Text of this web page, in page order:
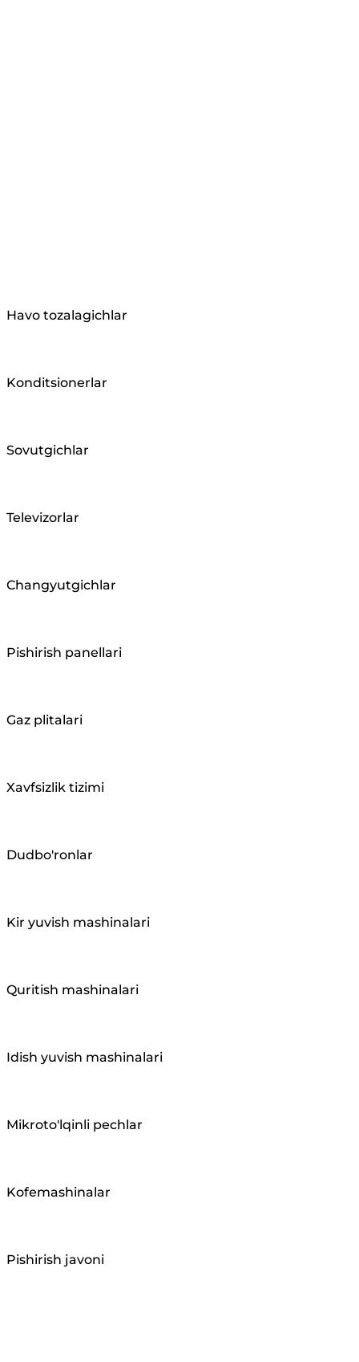
Havo tozalagichlar
Konditsionerlar
Sovutgichlar
Televizorlar
Changyutgichlar
Pishirish panellari
Gaz plitalari
Xavfsizlik tizimi
Dudbo'ronlar
Kir yuvish mashinalari
Quritish mashinalari
Idish yuvish mashinalari
Mikroto'lqinli pechlar
Kofemashinalar
Pishirish javoni